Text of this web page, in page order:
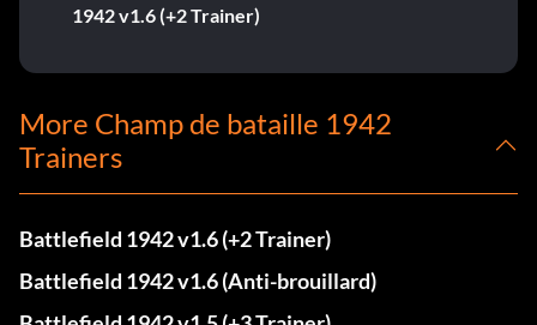
1942 v1.6 (+2 Trainer)
More Champ de bataille 1942
Trainers
Battlefield 1942 v1.6 (+2 Trainer)
Battlefield 1942 v1.6 (Anti-brouillard)